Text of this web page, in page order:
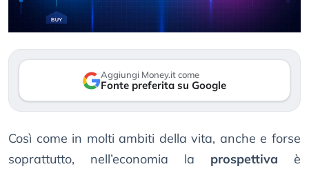
Aggiungi Money.it come
Fonte preferita su Google
Così come in molti ambiti della vita, anche e forse
soprattutto, nell’economia la prospettiva è